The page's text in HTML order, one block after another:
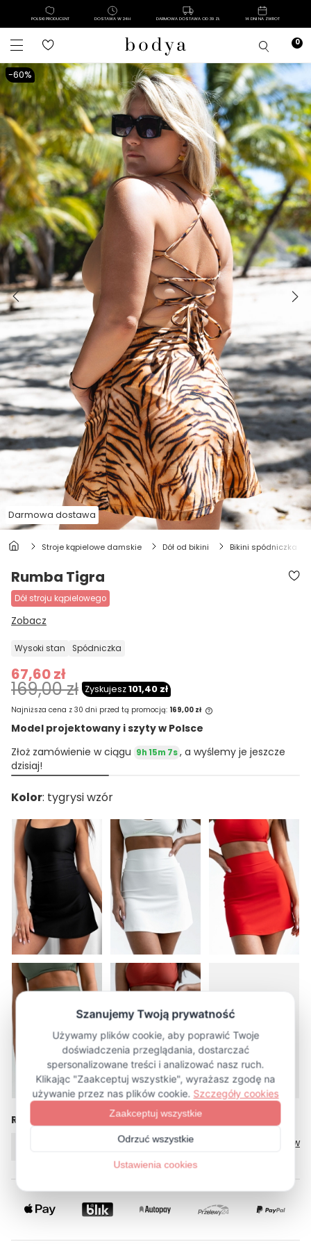
POLSKI PRODUCENT DOSTAWA W 24H DARMOWA DOSTAWA OD 39 ZŁ 14 DNI NA ZWROT
Darmowa dostawa
-60%
stroje kąpielowe damskie dół od bikini bikini spódniczka
Rumba Tigra
dół stroju kąpielowego
Zobacz
wysoki stan spódniczka
67,60 zł
169,00 zł Zyskujesz101,40 zł
Najniższa cena z 30 dni przed tą promocją: 169,00 zł
niż 30 dni, wyświetlana jest najniższa
cena od momentu, kiedy produkt
Model projektowany i szyty w Polsce
Złoż zamówienie w ciągu 9h 15m 7s, a wyślemy je jeszcze
dzisiaj!
Kolor
więcej (6)
Rozmiar
Tabela rozmiarów